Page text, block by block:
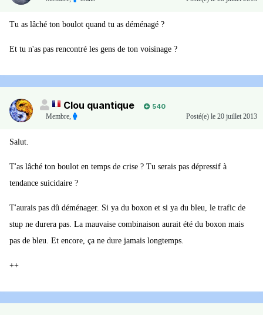
Tu as lâché ton boulot quand tu as déménagé ?
Et tu n'as pas rencontré les gens de ton voisinage ?
Clou quantique
540
Membre, Posté(e) le 20 juillet 2013
Salut.
T'as lâché ton boulot en temps de crise ? Tu serais pas dépressif à
tendance suicidaire ?
T'aurais pas dû déménager. Si ya du boxon et si ya du bleu, le trafic de
stup ne durera pas. La mauvaise combinaison aurait été du boxon mais
pas de bleu. Et encore, ça ne dure jamais longtemps.
++